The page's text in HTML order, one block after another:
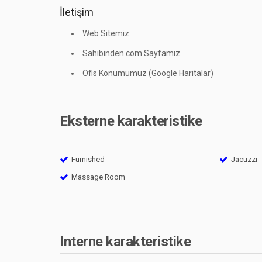
İletişim
Web Sitemiz
Sahibinden.com Sayfamız
Ofis Konumumuz (Google Haritalar)
Eksterne karakteristike
Furnished Jacuzzi
Massage Room
Interne karakteristike